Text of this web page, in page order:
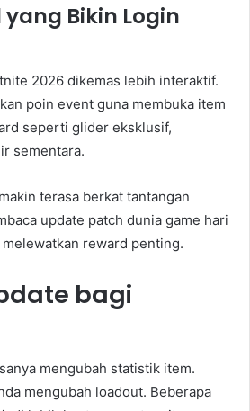
yang Bikin Login
2026 dikemas lebih interaktif.
poin event guna membuka item
seperti glider eksklusif,
sementara.
terasa berkat tantangan
update patch dunia game hari
reward penting.
bagi
mengubah statistik item.
mengubah loadout. Beberapa